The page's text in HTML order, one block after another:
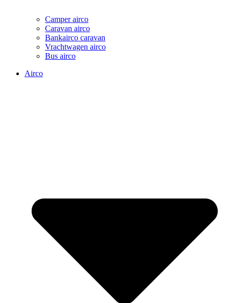
Camper airco
Caravan airco
Bankairco caravan
Vrachtwagen airco
Bus airco
Airco